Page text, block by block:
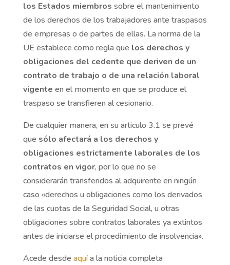
los Estados miembros sobre el mantenimiento
de los derechos de los trabajadores ante traspasos
de empresas o de partes de ellas. La norma de la
UE establece como regla que los derechos y
obligaciones del cedente que deriven de un
contrato de trabajo o de una relación laboral
vigente en el momento en que se produce el
traspaso se transfieren al cesionario.
De cualquier manera, en su articulo 3.1 se prevé
que sólo afectará a los derechos y
obligaciones estrictamente laborales de los
contratos en vigor, por lo que no se
considerarán transferidos al adquirente en ningún
caso «derechos u obligaciones como los derivados
de las cuotas de la Seguridad Social, u otras
obligaciones sobre contratos laborales ya extintos
antes de iniciarse el procedimiento de insolvencia».
Acede desde aquía la noticia completa